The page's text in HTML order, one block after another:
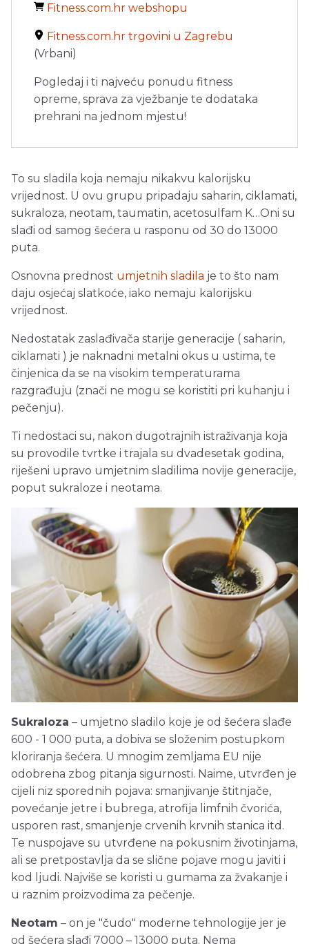
Fitness.com.hr webshopu
Fitness.com.hr trgovini u Zagrebu
(Vrbani)
Pogledaj i ti najveću ponudu fitness
opreme, sprava za vježbanje te dodataka
prehrani na jednom mjestu!
To su sladila koja nemaju nikakvu kalorijsku
vrijednost. U ovu grupu pripadaju saharin, ciklamati,
sukraloza, neotam, taumatin, acetosulfam K…Oni su
slađi od samog šećera u rasponu od 30 do 13000
puta.
Osnovna prednost umjetnih sladila je to što nam
daju osjećaj slatkoće, iako nemaju kalorijsku
vrijednost.
Nedostatak zaslađivača starije generacije ( saharin,
ciklamati ) je naknadni metalni okus u ustima, te
činjenica da se na visokim temperaturama
razgrađuju (znači ne mogu se koristiti pri kuhanju i
pečenju).
Ti nedostaci su, nakon dugotrajnih istraživanja koja
su provodile tvrtke i trajala su dvadesetak godina,
riješeni upravo umjetnim sladilima novije generacije,
poput sukraloze i neotama.
Sukraloza – umjetno sladilo koje je od šećera slađe
600 - 1 000 puta, a dobiva se složenim postupkom
kloriranja šećera. U mnogim zemljama EU nije
odobrena zbog pitanja sigurnosti. Naime, utvrđen je
cijeli niz sporednih pojava: smanjivanje štitnjače,
povećanje jetre i bubrega, atrofija limfnih čvorića,
usporen rast, smanjenje crvenih krvnih stanica itd.
Te nuspojave su utvrđene na pokusnim životinjama,
ali se pretpostavlja da se slične pojave mogu javiti i
kod ljudi. Najviše se koristi u gumama za žvakanje i
u raznim proizvodima za pečenje.
Neotam – on je "čudo" moderne tehnologije jer je
od šećera slađi 7000 – 13000 puta. Nema